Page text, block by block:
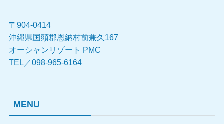
〒904-0414
沖縄県国頭郡恩納村前兼久167
オーシャンリゾート PMC
TEL／098-965-6164
MENU